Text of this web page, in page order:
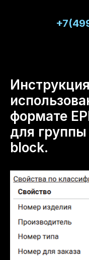
формате
для
block.